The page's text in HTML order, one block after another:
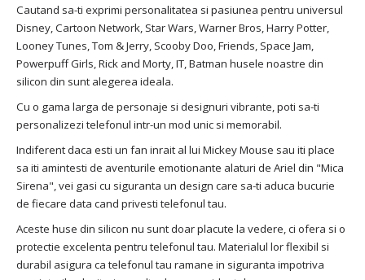
Cautand sa-ti exprimi personalitatea si pasiunea pentru universul
Disney, Cartoon Network, Star Wars, Warner Bros, Harry Potter,
Looney Tunes, Tom & Jerry, Scooby Doo, Friends, Space Jam,
Powerpuff Girls, Rick and Morty, IT, Batman husele noastre din
silicon din sunt alegerea ideala.
Cu o gama larga de personaje si designuri vibrante, poti sa-ti
personalizezi telefonul intr-un mod unic si memorabil.
Indiferent daca esti un fan inrait al lui Mickey Mouse sau iti place
sa iti amintesti de aventurile emotionante alaturi de Ariel din "Mica
Sirena", vei gasi cu siguranta un design care sa-ti aduca bucurie
de fiecare data cand privesti telefonul tau.
Aceste huse din silicon nu sunt doar placute la vedere, ci ofera si o
protectie excelenta pentru telefonul tau. Materialul lor flexibil si
durabil asigura ca telefonul tau ramane in siguranta impotriva